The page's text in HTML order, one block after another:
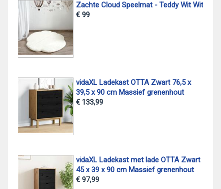
Zachte Cloud Speelmat - Teddy Wit Wit
€ 99
vidaXL Ladekast OTTA Zwart 76,5 x
39,5 x 90 cm Massief grenenhout
€ 133,99
vidaXL Ladekast met lade OTTA Zwart
45 x 39 x 90 cm Massief grenenhout
€ 97,99